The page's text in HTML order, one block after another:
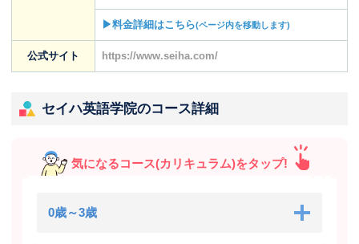
▶料金詳細はこちら(ページ内を移動します)
公式サイト https://www.seiha.com/
セイハ英語学院のコース詳細
気になるコース(カリキュラム)をタップ!
0歳～3歳